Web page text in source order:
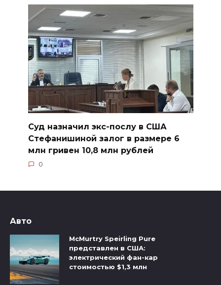
Суд назначил экс-послу в США
Стефанишиной залог в размере 6
млн гривен 10,8 млн рублей
0
Авто
McMurtry Speirling Pure
представлен в США:
электрический фан-кар
стоимостью $1,3 млн